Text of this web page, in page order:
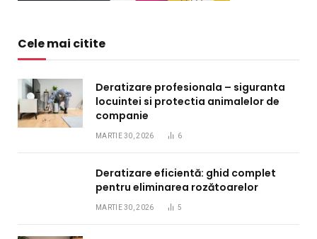
Cele mai citite
Deratizare profesionala – siguranta
locuintei si protectia animalelor de
companie
MARTIE 30, 2026 6
Deratizare eficientă: ghid complet
pentru eliminarea rozătoarelor
MARTIE 30, 2026 5